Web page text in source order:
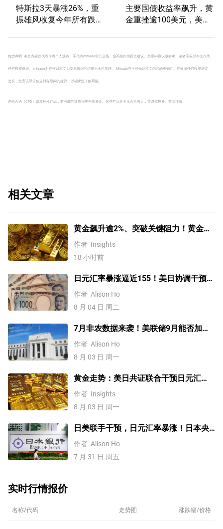
特斯拉3天暴涨26%，重
振雄风收复今年所有跌
主要国债收益率飙升，黄
金重挫逾100美元，美元
免责声明: 本文内容仅代表作者个人观点，不代表mitrade官方立场，也不能作为投资建议。文章内容仅做参考，读者不应以本文作为
任何投资依据。 mitrade对任何以本文为交易依据的结果不承担责任。 Mitrade亦不能保证本文内容的准确性。在做出任何投资决定
之前，您应该寻求独立财务顾问的建议，以确保您了解风险。
差价合约（CFD）是杠杆性产品，有可能导致您损失全部资金。这些产品并不适合所有人，请谨慎投资。 查阅详情
相关文章
黄金飙升逾2%、突破关键阻力！黄金、
WTI原油、美元指数、纳指100指数技术
分析
作者 Insights
18 小时前
日元汇率暴涨逼近155！美日协调干预后
，未来上涨还是下跌？
作者 Alison Ho
8 月 04 日 周二
7月非农数据来袭！美联储9月能否加
息？黄金、美元行情一触即发
作者 Alison Ho
8 月 03 日 周一
黄金走势：美日共证联合干预日元汇
率、美元失守100！金价缘何难涨？
作者 Insights
8 月 03 日 周一
日美联手干预，日元汇率暴涨！日本央
行不加息，未来走势如何？
作者 Alison Ho
7 月 31 日 周五
实时行情报价
名称/代码 走势图 涨跌幅/价格